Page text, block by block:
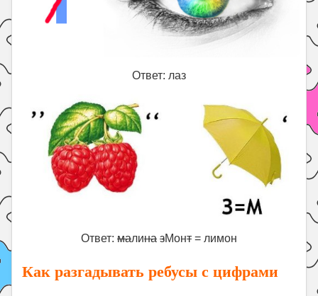
Ответ: лаз
Ответ: малина зМонт = лимон
Как разгадывать ребусы с цифрами